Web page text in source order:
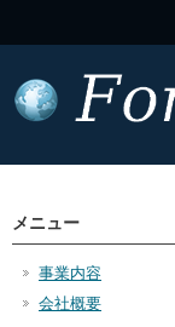
メニュー
事業内容
会社概要